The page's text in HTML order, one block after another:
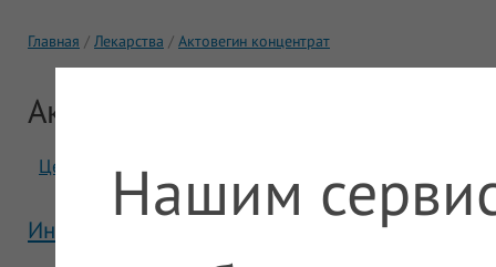
Главная Лекарства Актовегин концентрат
Актовегин концентрат
Цены Отзывы
Инструкция Актовегин концентрат
Нашим